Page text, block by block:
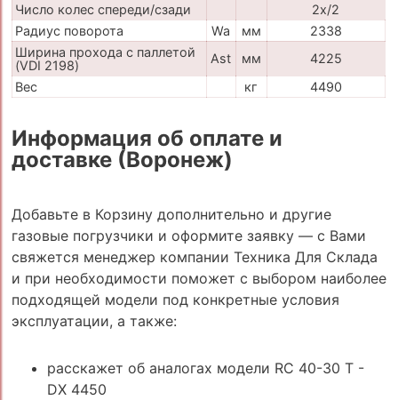
Число колес спереди/сзади
2x/2
Радиус поворота
Wa мм
2338
Ширина прохода с паллетой
(VDI 2198)
Ast мм
4225
Вес
кг 4490
Информация об оплате и
доставке (Воронеж)
Добавьте в Корзину дополнительно и другие
газовые погрузчики и оформите заявку — с Вами
свяжется менеджер компании Техника Для Склада
и при необходимости поможет с выбором наиболее
подходящей модели под конкретные условия
эксплуатации, а также:
расскажет об аналогах модели RC 40-30 T -
DX 4450